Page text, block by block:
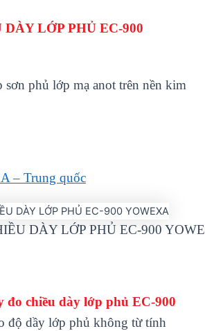
LỚP PHỦ EC-900
phủ lớp mạ anot trên nền kim
– Trung quốc
DÀY LỚP PHỦ EC-900
đo chiều dày lớp phủ EC-900
độ dầy lớp phủ không từ tính